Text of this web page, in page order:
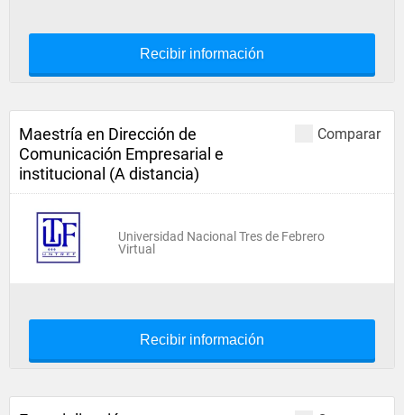
Recibir información
Comparar
Maestría en Dirección de
Comunicación Empresarial e
institucional (A distancia)
Universidad Nacional Tres de Febrero
Virtual
Recibir información